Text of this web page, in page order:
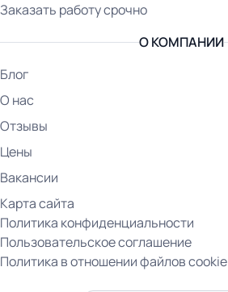
Заказать работу срочно
О КОМПАНИИ
Блог
О нас
Отзывы
Цены
Вакансии
Карта сайта
Политика конфиденциальности
Пользовательское соглашение
Политика в отношении файлов cookie